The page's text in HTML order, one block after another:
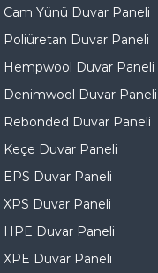
Cam Yünü Duvar Paneli
Poliüretan Duvar Paneli
Hempwool Duvar Paneli
Denimwool Duvar Paneli
Rebonded Duvar Paneli
Keçe Duvar Paneli
EPS Duvar Paneli
XPS Duvar Paneli
HPE Duvar Paneli
XPE Duvar Paneli